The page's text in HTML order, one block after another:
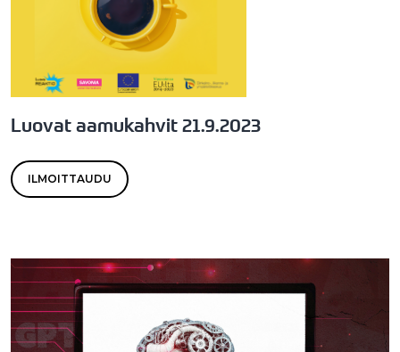
Luovat aamukahvit 21.9.2023
ILMOITTAUDU